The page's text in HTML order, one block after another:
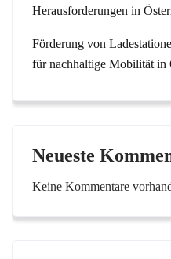
Herausforderungen in
Förderung von
für nachhaltige Mobilität in
Neueste
Keine Kommentare